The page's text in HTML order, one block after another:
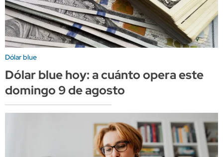
Dólar blue
Dólar blue hoy: a cuánto opera este
domingo 9 de agosto